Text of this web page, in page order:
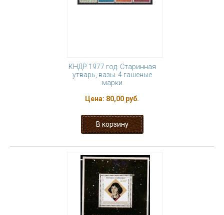
КНДР 1977 год. Старинная
утварь, вазы. 4 гашеные
марки
Цена: 80,00 руб.